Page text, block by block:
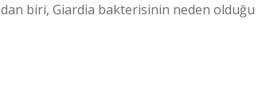
biri, Giardia bakterisinin neden olduğu